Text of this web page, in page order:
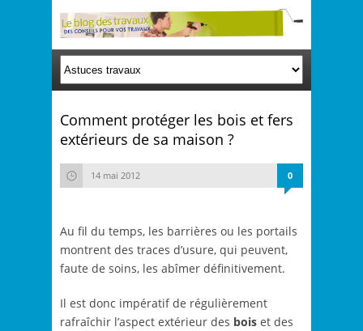
Comment protéger les bois et fers
extérieurs de sa maison ?
14 mai 2012 0
Au fil du temps, les barrières ou les portails
montrent des traces d’usure, qui peuvent,
faute de soins, les abîmer définitivement.
Il est donc impératif de régulièrement
rafraîchir l’aspect extérieur des bois et des